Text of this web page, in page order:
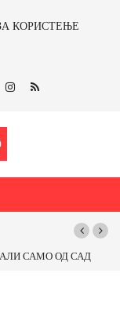
КОРИСТЕЊЕ
САМО ОД САД